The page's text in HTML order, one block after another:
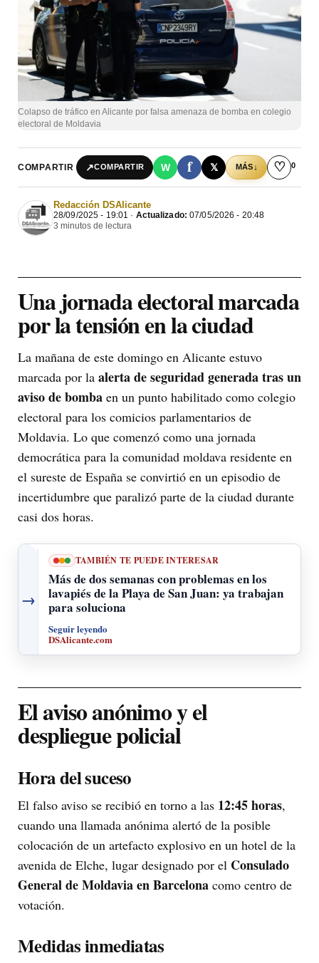
Colapso de tráfico en Alicante por falsa amenaza de bomba en colegio
electoral de Moldavia
COMPARTIR ↗COMPARTIR W f 𝕏 MÁS↓ ♡ 0
Redacción DSAlicante
28/09/2025 - 19:01 · Actualizado: 07/05/2026 - 20:48
3 minutos de lectura
Una jornada electoral marcada
por la tensión en la ciudad
La mañana de este domingo en Alicante estuvo
marcada por la alerta de seguridad generada tras un
aviso de bomba en un punto habilitado como colegio
electoral para los comicios parlamentarios de
Moldavia. Lo que comenzó como una jornada
democrática para la comunidad moldava residente en
el sureste de España se convirtió en un episodio de
incertidumbre que paralizó parte de la ciudad durante
casi dos horas.
→
TAMBIÉN TE PUEDE INTERESAR
Más de dos semanas con problemas en los
lavapiés de la Playa de San Juan: ya trabajan
para soluciona
Seguir leyendo
DSAlicante.com
El aviso anónimo y el
despliegue policial
Hora del suceso
El falso aviso se recibió en torno a las 12:45 horas,
cuando una llamada anónima alertó de la posible
colocación de un artefacto explosivo en un hotel de la
avenida de Elche, lugar designado por el Consulado
General de Moldavia en Barcelona como centro de
votación.
Medidas inmediatas